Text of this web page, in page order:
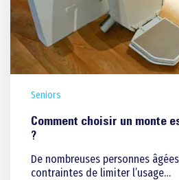
Seniors
Comment choisir un monte
?
De nombreuses personnes
contraintes de limiter l’usage…